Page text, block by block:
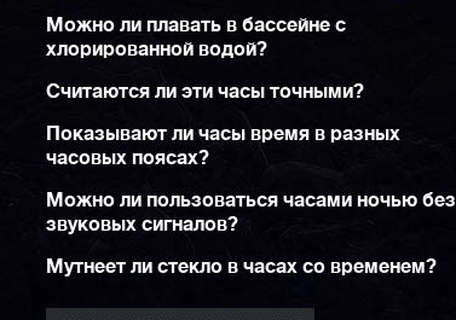
Можно ли плавать в бассейне с
хлорированной водой?
Считаются ли эти часы точными?
Показывают ли часы время в разных
часовых поясах?
Можно ли пользоваться часами ночью без
звуковых сигналов?
Мутнеет ли стекло в часах со временем?